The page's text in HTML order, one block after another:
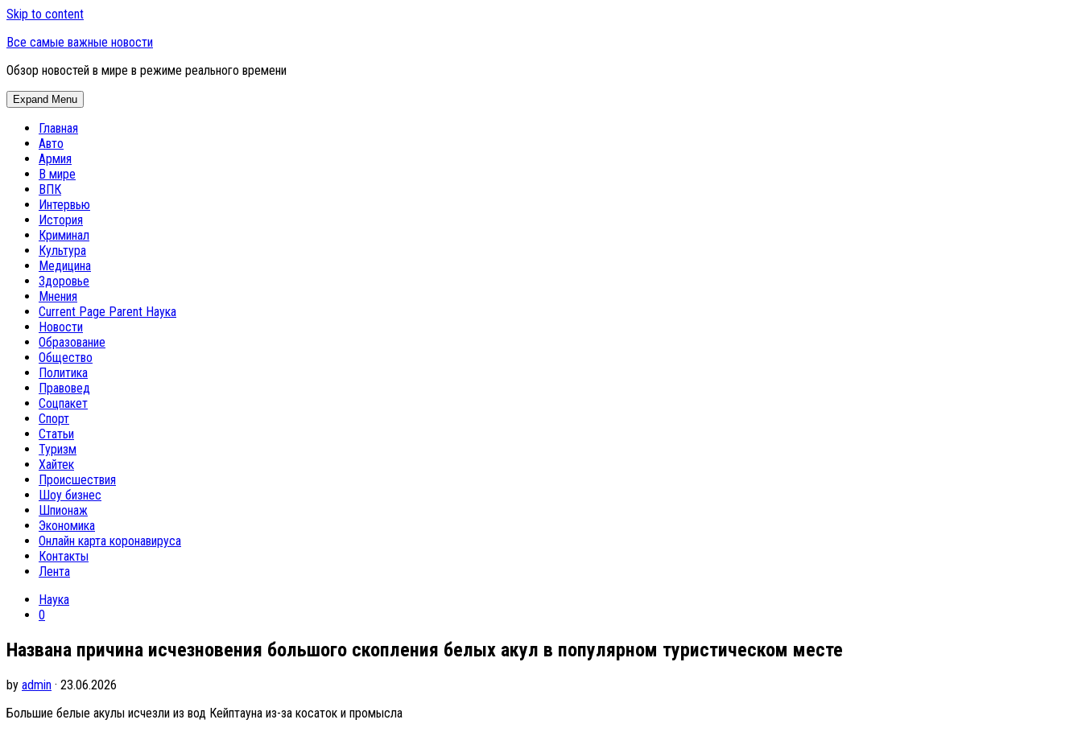
Skip to content
Все самые важные новости
Обзор новостей в мире в режиме реального времени
Expand Menu
Главная
Авто
Армия
В мире
ВПК
Интервью
История
Криминал
Культура
Медицина
Здоровье
Мнения
Current Page Parent Наука
Новости
Образование
Общество
Политика
Правовед
Соцпакет
Спорт
Статьи
Туризм
Хайтек
Происшествия
Шоу бизнес
Шпионаж
Экономика
Онлайн карта коронавируса
Контакты
Лента
Наука
0
Названа причина исчезновения большого скопления белых акул в популярном туристическом месте
by admin · 23.06.2026
Большие белые акулы исчезли из вод Кейптауна из-за косаток и промысла